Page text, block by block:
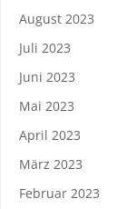
August 2023
Juli 2023
Juni 2023
Mai 2023
April 2023
März 2023
Februar 2023